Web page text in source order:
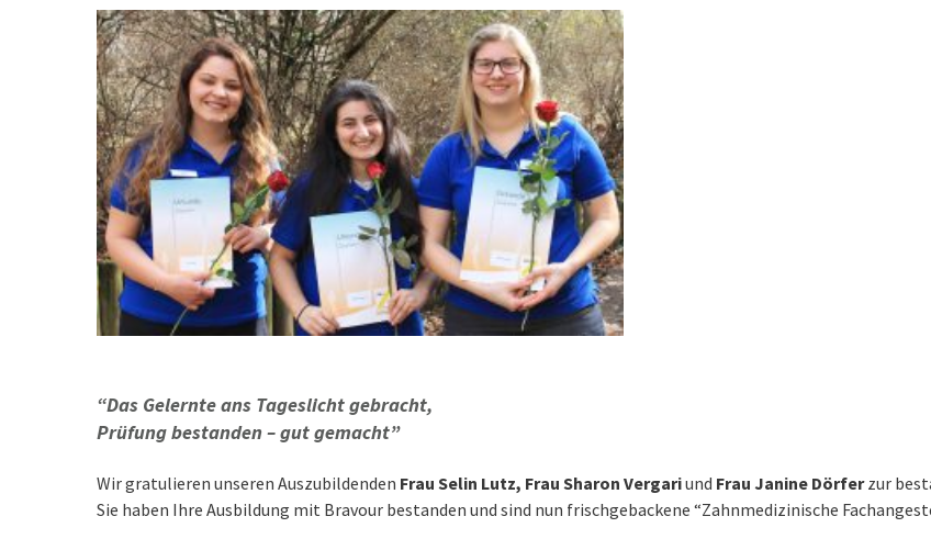
“Das Gelernte ans Tageslicht gebracht,
Prüfung bestanden – gut gemacht”
Wir gratulieren unseren Auszubildenden Frau Selin Lutz, Frau Sharon Vergariund Frau Janine Dörferzur
Sie haben Ihre Ausbildung mit Bravour bestanden und sind nun frischgebackene “Zahnmedizinische